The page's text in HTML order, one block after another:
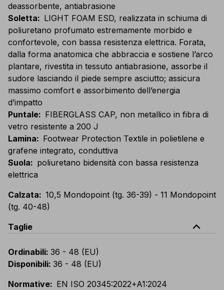
deassorbente, antiabrasione
Soletta: LIGHT FOAM ESD, realizzata in schiuma di
poliuretano profumato estremamente morbido e
confortevole, con bassa resistenza elettrica. Forata,
dalla forma anatomica che abbraccia e sostiene l’arco
plantare, rivestita in tessuto antiabrasione, assorbe il
sudore lasciando il piede sempre asciutto; assicura
massimo comfort e assorbimento dell’energia
d’impatto
Puntale: FIBERGLASS CAP, non metallico in fibra di
vetro resistente a 200 J
Lamina: Footwear Protection Textile in polietilene e
grafene integrato, conduttiva
Suola: poliuretano bidensità con bassa resistenza
elettrica
Calzata: 10,5 Mondopoint (tg. 36-39) - 11 Mondopoint
(tg. 40-48)
Taglie
expand_less
Ordinabili: 36 - 48 (EU)
Disponibili: 36 - 48 (EU)
Normative: EN ISO 20345:2022+A1:2024